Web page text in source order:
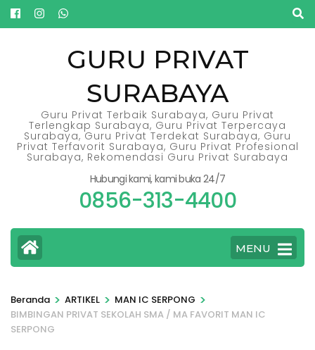
Lompat
ke
GURU PRIVAT
SURABAYA
Guru Privat Terbaik Surabaya, Guru Privat
Terlengkap Surabaya, Guru Privat Terpercaya
Surabaya, Guru Privat Terdekat Surabaya, Guru
Privat Terfavorit Surabaya, Guru Privat Profesional
Surabaya, Rekomendasi Guru Privat Surabaya
Hubungi kami, kami buka 24/7
0856-313-4400
MENU
Beranda > ARTIKEL > MAN IC SERPONG >
BIMBINGAN PRIVAT SEKOLAH SMA / MA FAVORIT MAN IC
SERPONG